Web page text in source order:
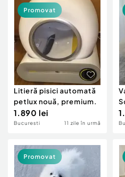
Servicii
Animale de companie
Afaceri și echipamente
Inchiriere Bunuri si Vehicule
Utilaje agricole si industriale
Piese auto si accesorii
Dacia Duster
Litieră pisici automată
petlux nouă, premium.
1.890 lei
Bucuresti 11 zile în urmă
Promovat
Promovat